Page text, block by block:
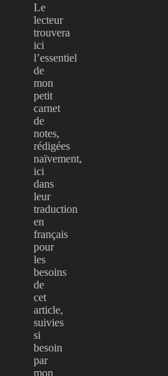
Le
lecteur
trouvera
ici
l’essentiel
de
mon
petit
carnet
de
notes,
rédigées
naïvement,
ici
dans
leur
traduction
en
français
pour
les
besoins
de
cet
article,
suivies
si
besoin
par
mon